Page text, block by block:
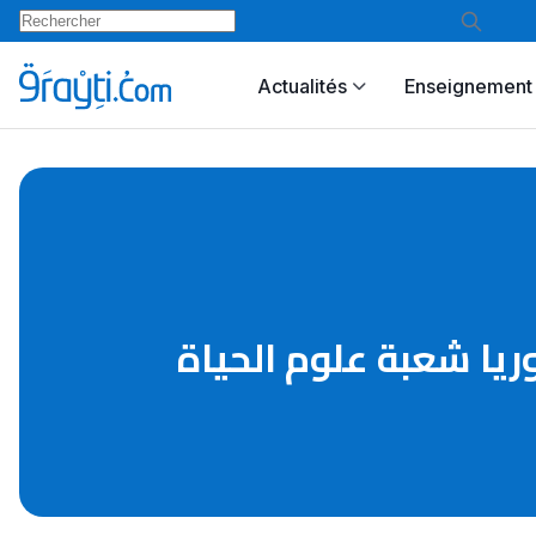
Actualités
شعبة علوم الحياة